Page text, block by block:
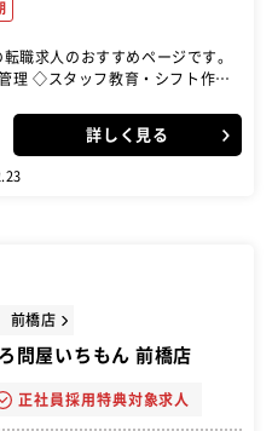
職求人のおすすめページです。
◇スタッフ教育・シフト作成
後にお客さまに「また来ます」
詳しく見る
前橋店
問屋いちもん 前橋店
正社員採用特典対象求人